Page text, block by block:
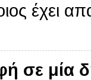
έχει
σε μία